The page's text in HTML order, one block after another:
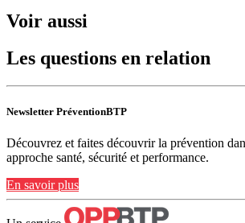
Voir aussi
Les questions en relation
Newsletter PréventionBTP
Découvrez et faites découvrir la prévention
approche santé, sécurité et performance.
En savoir plus